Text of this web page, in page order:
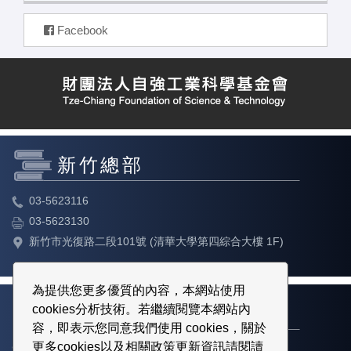
為提供您更多優質的內容，本網站使用
cookies分析技術。若繼續閱覽本網站內
容，即表示您同意我們使用 cookies，關於
更多cookies以及相關政策更新資訊請閱讀
Facebook
新竹總部
03-5623116
03-5623130
新竹市光復路二段101號 (清華大學第四綜合大樓 1F)
台北教育中心